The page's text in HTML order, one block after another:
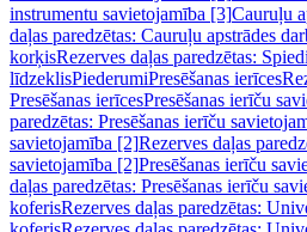
instrumentu savietojamība [3]Cauruļu
daļas paredzētas: Cauruļu apstrādes
korķisRezerves daļas paredzētas:
līdzeklisPiederumiPresēšanas ierīces
Presēšanas ierīcesPresēšanas ierīču
paredzētas: Presēšanas ierīču
savietojamība [2]Rezerves daļas
savietojamība [2]Presēšanas ierīču
daļas paredzētas: Presēšanas ierīču
koferisRezerves daļas paredzētas: